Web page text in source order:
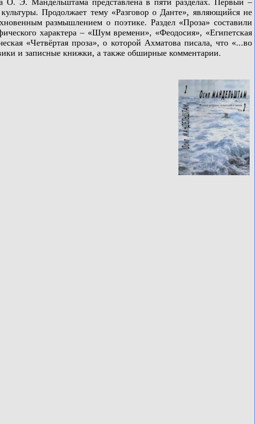
Продолжает тему «Разговор о Данте», являющийся не
размышлением о поэтике. Раздел «Проза» составили
характера – «Шум времени», «Феодосия», «Египетская
«Четвёртая проза», о которой Ахматова писала, что «...во
и записные книжки, а также обширные комментарии.